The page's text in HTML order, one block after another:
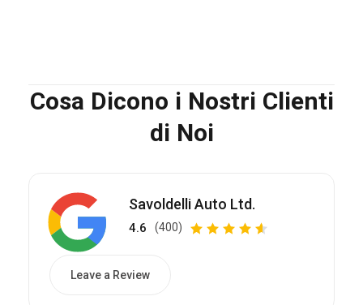
Cosa Dicono i Nostri Clienti
di Noi
Savoldelli Auto Ltd.
4.6 (400)
Leave a Review